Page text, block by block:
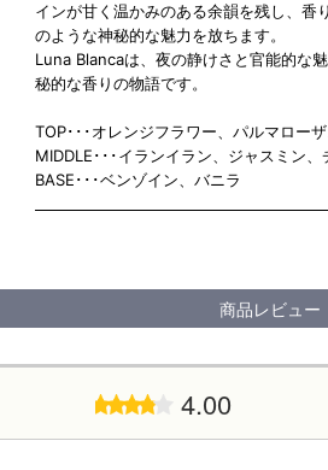
インが甘く温かみのある余韻を残し、香
のような神秘的な魅力を放ちます。
Luna Blancaは、夜の静けさと官能的な
秘的な香りの物語です。
TOP･･･オレンジフラワー、パルマロー
MIDDLE･･･イランイラン、ジャスミン、
BASE･･･ベンゾイン、バニラ
商品レビュー
4.00